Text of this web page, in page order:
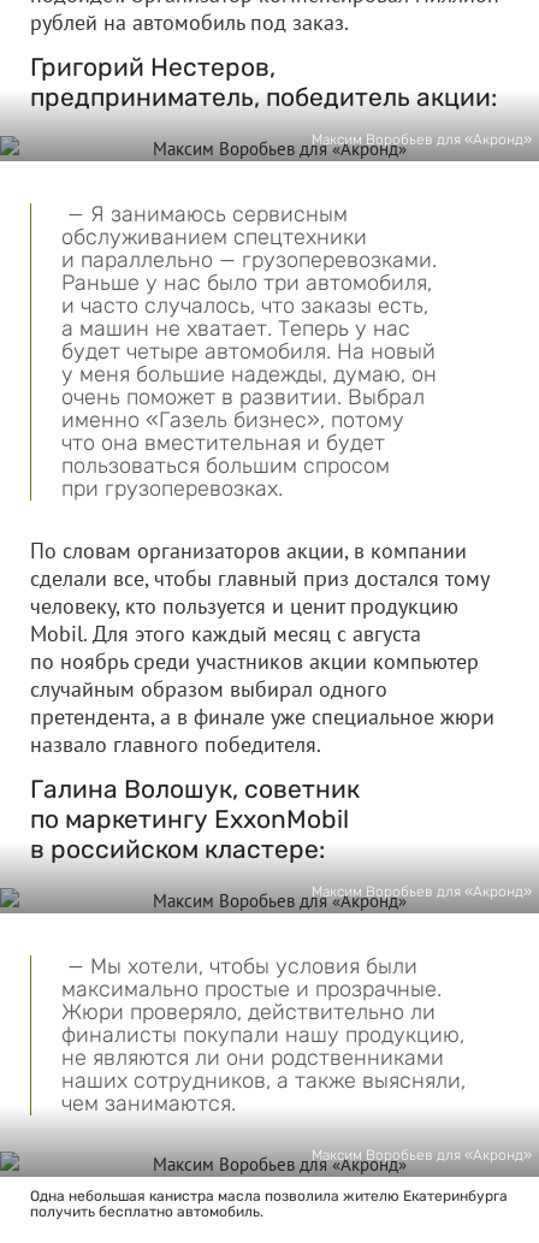
рублей на автомобиль под заказ.
Григорий Нестеров,
предприниматель, победитель акции:
Максим Воробьев для «Акронд»
— Я занимаюсь сервисным
обслуживанием спецтехники
и параллельно — грузоперевозками.
Раньше у нас было три автомобиля,
и часто случалось, что заказы есть,
а машин не хватает. Теперь у нас
будет четыре автомобиля. На новый
у меня большие надежды, думаю, он
очень поможет в развитии. Выбрал
именно «Газель бизнес», потому
что она вместительная и будет
пользоваться большим спросом
при грузоперевозках.
По словам организаторов акции, в компании
сделали все, чтобы главный приз достался тому
человеку, кто пользуется и ценит продукцию
Mobil. Для этого каждый месяц с августа
по ноябрь среди участников акции компьютер
случайным образом выбирал одного
претендента, а в финале уже специальное жюри
назвало главного победителя.
Галина Волошук, советник
по маркетингу ExxonMobil
в российском кластере:
Максим Воробьев для «Акронд»
— Мы хотели, чтобы условия были
максимально простые и прозрачные.
Жюри проверяло, действительно ли
финалисты покупали нашу продукцию,
не являются ли они родственниками
наших сотрудников, а также выясняли,
чем занимаются.
Максим Воробьев для «Акронд»
Одна небольшая канистра масла позволила жителю Екатеринбурга
получить бесплатно автомобиль.